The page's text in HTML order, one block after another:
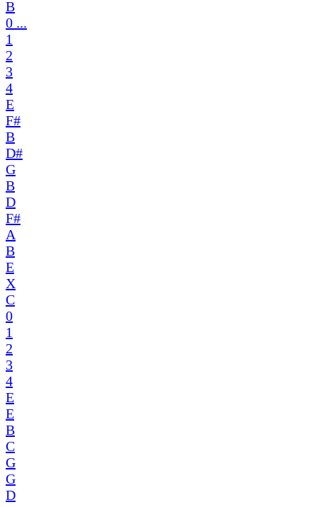
B
0 ...
1
2
3
4
E
F#
B
D#
G
B
D
F#
A
B
E
X
C
0
1
2
3
4
E
E
B
C
G
G
D